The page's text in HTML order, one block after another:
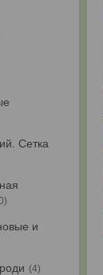
Сетка
и
4